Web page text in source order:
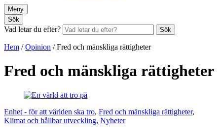
Meny
Sök
Vad letar du efter? Sök
Hem /Opinion /Fred och mänskliga rättigheter
Fred och mänskliga rättigheter
Enhet - för att världen ska tro, Fred och mänskliga rättigheter,
Klimat och hållbar utveckling, Nyheter